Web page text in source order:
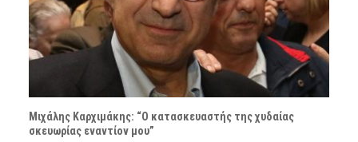
Μιχάλης Καρχιμάκης: “Ο κατασκευαστής της χυδαίας
σκευωρίας εναντίον μου”